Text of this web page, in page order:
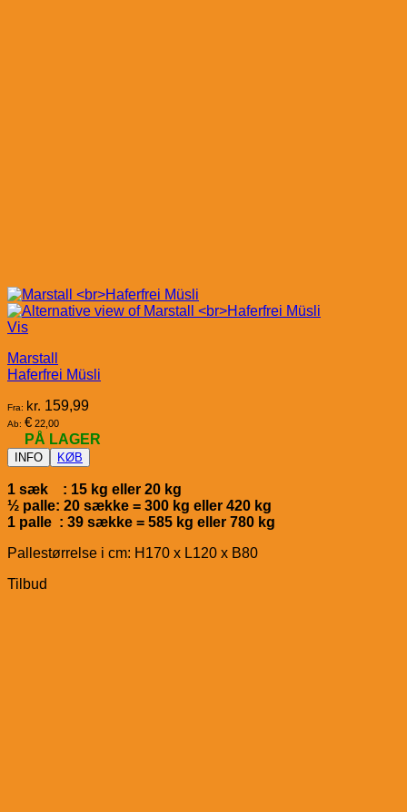
Vis
Marstall
Haferfrei Müsli
Fra: kr. 159,99
Ab: € 22,00
PÅ LAGER
INFO KØB
1 sæk : 15 kg eller 20 kg
½ palle: 20 sække = 300 kg eller 420 kg
1 palle : 39 sække = 585 kg eller 780 kg
Pallestørrelse i cm: H170 x L120 x B80
Tilbud